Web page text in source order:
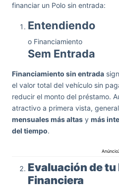
financiar un Polo sin entrada:
Entendiendo
o Financiamiento
Sem Entrada
Financiamiento sin entrada
el valor total del vehículo sin
reducir el monto del préstamo.
atractivo a primera vista,
mensuales más altas y más
del tiempo.
Evaluación de
Financiera